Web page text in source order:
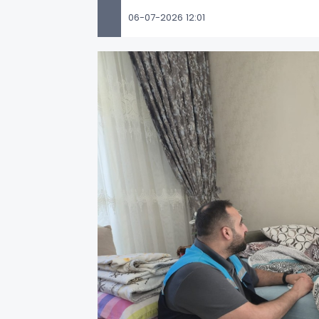
06-07-2026 12:01